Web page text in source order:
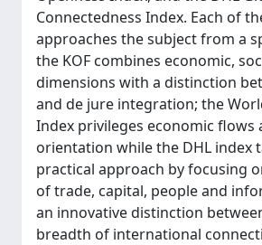
Connectedness Index. Each of
approaches the subject from a
the KOF combines economic,
dimensions with a distinction
and de jure integration; the
Index privileges economic flows
orientation while the DHL index
practical approach by focusing
of trade, capital, people and
an innovative distinction
breadth of international